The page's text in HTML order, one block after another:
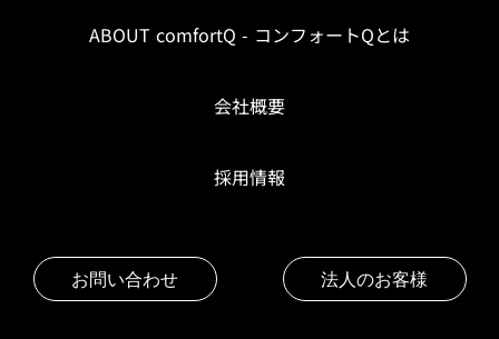
ABOUT comfortQ - コンフォートQとは
会社概要
採用情報
お問い合わせ 法人のお客様